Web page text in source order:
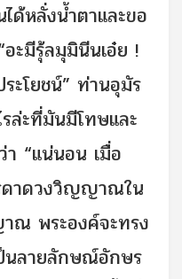
ด้หลั่งน้ำตาและขอ
ะมีรุ้ลมุมินีนเอ๋ย !
ะโยชน์” ท่านอุมัร
ล่ะที่มันมีโทษและ
า “แน่นอน เมื่อ
าดวงวิญญาณใน
ณ พระองค์จะทรง
นลายลักษณ์อักษร